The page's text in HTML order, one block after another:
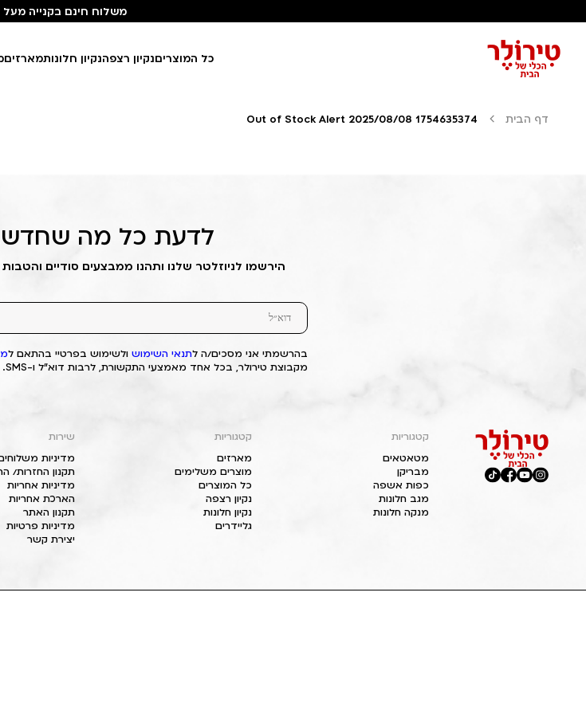
משלוח חינם בקנייה מעל ₪199
כל המוצריםנקיון רצפהנקיון חלונותמארזים
דף הבית Out of Stock Alert 2025/08/08 1754635374
לדעת כל מה שחדש,
הירשמו לניוזלטר שלנו ותהנו ממבצעים סודיים
בהרשמתי אני מסכים/ה לתנאי השימוש ולשימוש בפרטיי בהתאם ל
מקבוצת טירולר, בכל אחד מאמצעי התקשורת, לרבות דוא"ל ו-SMS.
קטגוריות
מטאטאים
מבריקן
כפות אשפה
מגב חלונות
מנקה חלונות
קטגוריות
מארזים
מוצרים משלימים
כל המוצרים
נקיון רצפה
נקיון חלונות
גליידרים
שירות
מדיניות
תקנון החזרות/
מדיניות אחריות
הארכת אחריות
תקנון האתר
מדיניות פרטיות
יצירת קשר